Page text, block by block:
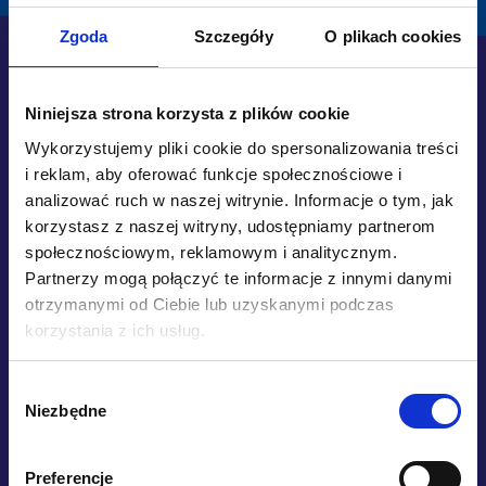
Zgoda Szczegóły O plikach cookies
Niniejsza strona korzysta z plików cookie
Wykorzystujemy pliki cookie do spersonalizowania treści
i reklam, aby oferować funkcje społecznościowe i
analizować ruch w naszej witrynie. Informacje o tym, jak
korzystasz z naszej witryny, udostępniamy partnerom
społecznościowym, reklamowym i analitycznym.
Partnerzy mogą połączyć te informacje z innymi danymi
otrzymanymi od Ciebie lub uzyskanymi podczas
korzystania z ich usług.
zgody
Niezbędne
Preferencje
Wywiad gospodarczy
Odzyskiwanie danych
Kontrola pracownika
Ochrona biznesu